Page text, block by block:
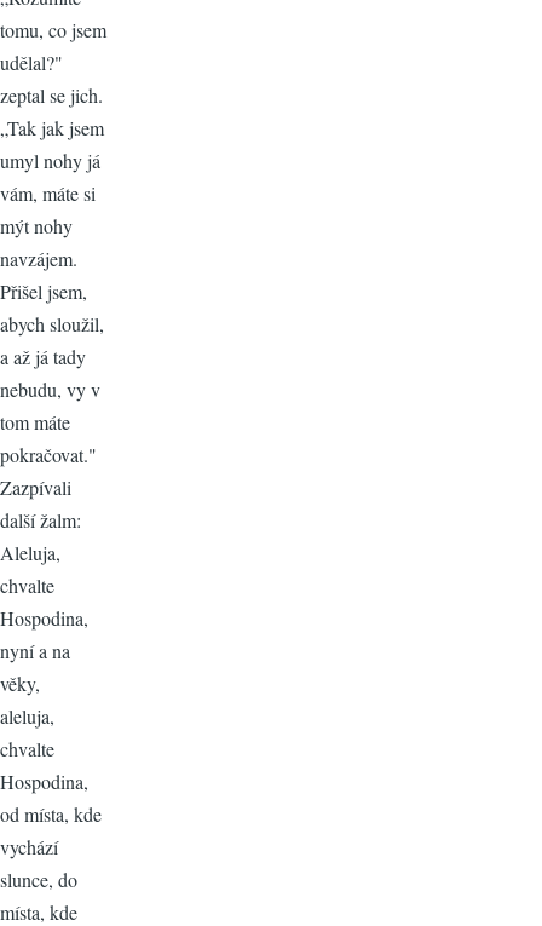
tomu, co jsem
udělal?"
zeptal se jich.
„Tak jak jsem
umyl nohy já
vám, máte si
mýt nohy
navzájem.
Přišel jsem,
abych sloužil,
a až já tady
nebudu, vy v
tom máte
pokračovat."
Zazpívali
další žalm:
Aleluja,
chvalte
Hospodina,
nyní a na
věky,
aleluja,
chvalte
Hospodina,
od místa, kde
vychází
slunce, do
místa, kde